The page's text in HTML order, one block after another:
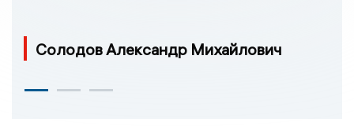
Солодов Александр Михайлович